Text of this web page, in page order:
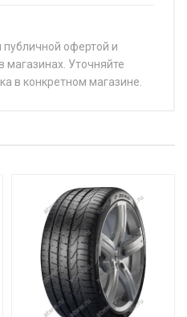
публичной офертой и
магазинах. Уточняйте
в конкретном магазине.
45R17 88Y
215/55R17 98W
40R18 92Y
225/45R17 94Y